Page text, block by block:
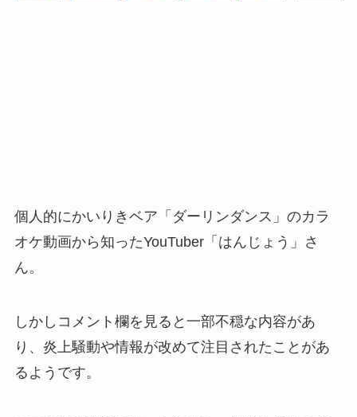
個人的にかいりきベア「ダーリンダンス」のカラ
オケ動画から知ったYouTuber「はんじょう」さ
ん。
しかしコメント欄を見ると一部不穏な内容があ
り、炎上騒動や情報が改めて注目されたことがあ
るようです。